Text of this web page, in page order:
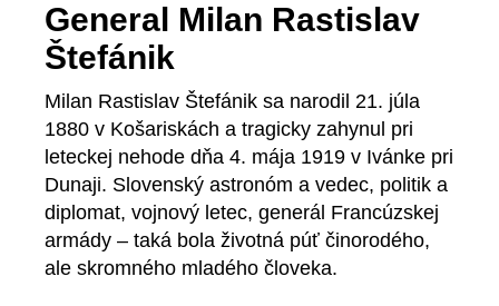
General Milan Rastislav
Štefánik
Milan Rastislav Štefánik sa narodil 21. júla
1880 v Košariskách a tragicky zahynul pri
leteckej nehode dňa 4. mája 1919 v Ivánke pri
Dunaji. Slovenský astronóm a vedec, politik a
diplomat, vojnový letec, generál Francúzskej
armády – taká bola životná púť činorodého,
ale skromného mladého človeka.